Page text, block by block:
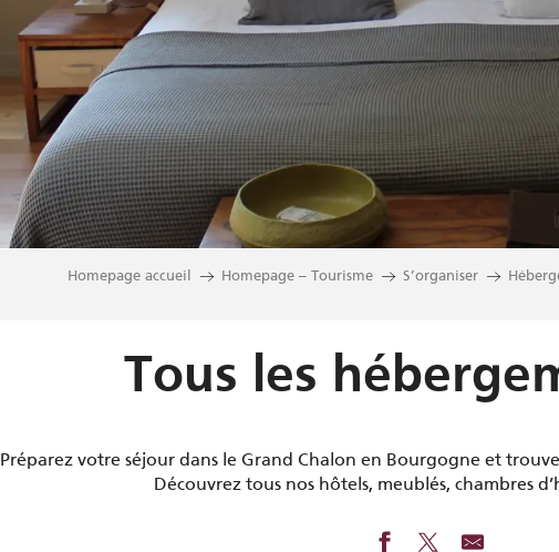
Homepage accueil Homepage – Tourisme S’organiser
Tous les
Préparez votre séjour dans le Grand Chalon en Bourgogne et
Découvrez tous nos hôtels, meublés, chambres